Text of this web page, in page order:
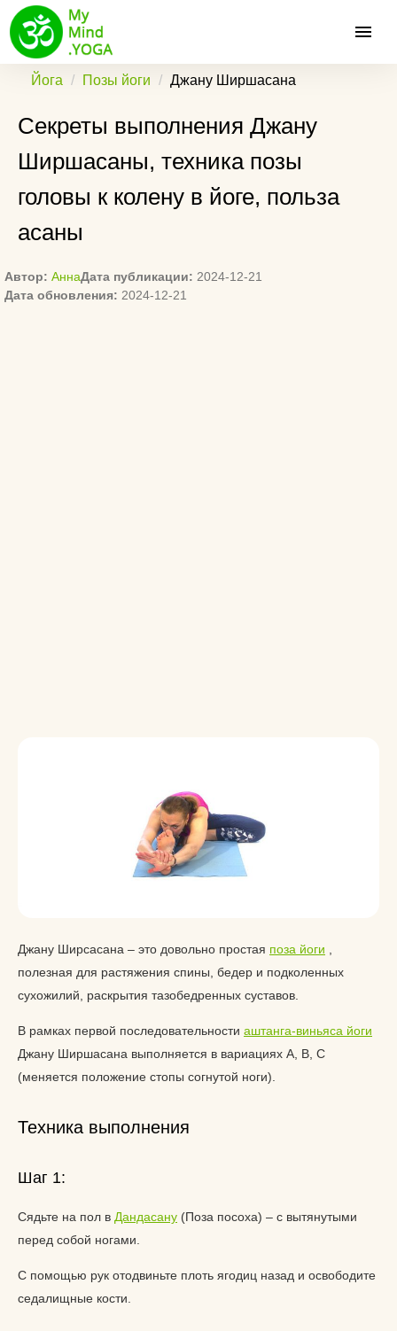
Йога Позы йоги Джану Ширшасана
Секреты выполнения Джану
Ширшасаны, техника позы
головы к колену в йоге, польза
асаны
Автор: АннаДата публикации: 2024-12-21
Дата обновления: 2024-12-21
Джану Ширсасана – это довольно простая поза йоги ,
полезная для растяжения спины, бедер и подколенных
сухожилий, раскрытия тазобедренных суставов.
В рамках первой последовательности аштанга-виньяса йоги
Джану Ширшасана выполняется в вариациях A, B, C
(меняется положение стопы согнутой ноги).
Техника выполнения
Шаг 1:
Сядьте на пол в Дандасану (Поза посоха) – с вытянутыми
перед собой ногами.
С помощью рук отодвиньте плоть ягодиц назад и освободите
седалищные кости.